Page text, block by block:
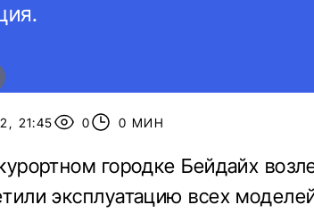
21:45 0 0 МИН
городке Бейдайх
эксплуатацию всех